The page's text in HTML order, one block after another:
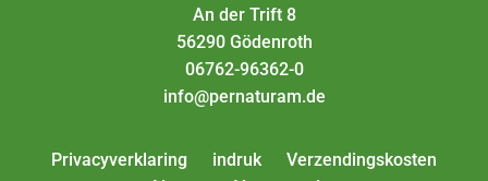
An der Trift 8
56290 Gödenroth
06762-96362-0
info@pernaturam.de
Privacyverklaring indruk
Verzendingskosten